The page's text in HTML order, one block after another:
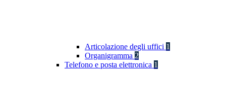
Articolazione degli uffici 1
Organigramma 2
Telefono e posta elettronica 1